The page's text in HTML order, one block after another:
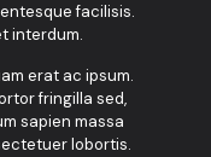
facilisis.
interdum.
erat ac ipsum.
fringilla sed,
sapien massa
lobortis.